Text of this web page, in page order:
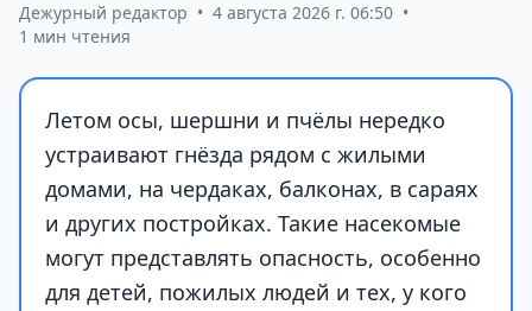
Дежурный редактор • 4 августа 2026 г. 06:50 •
1 мин чтения
Летом осы, шершни и пчёлы нередко
устраивают гнёзда рядом с жилыми
домами, на чердаках, балконах, в сараях
и других постройках. Такие насекомые
могут представлять опасность, особенно
для детей, пожилых людей и тех, у кого